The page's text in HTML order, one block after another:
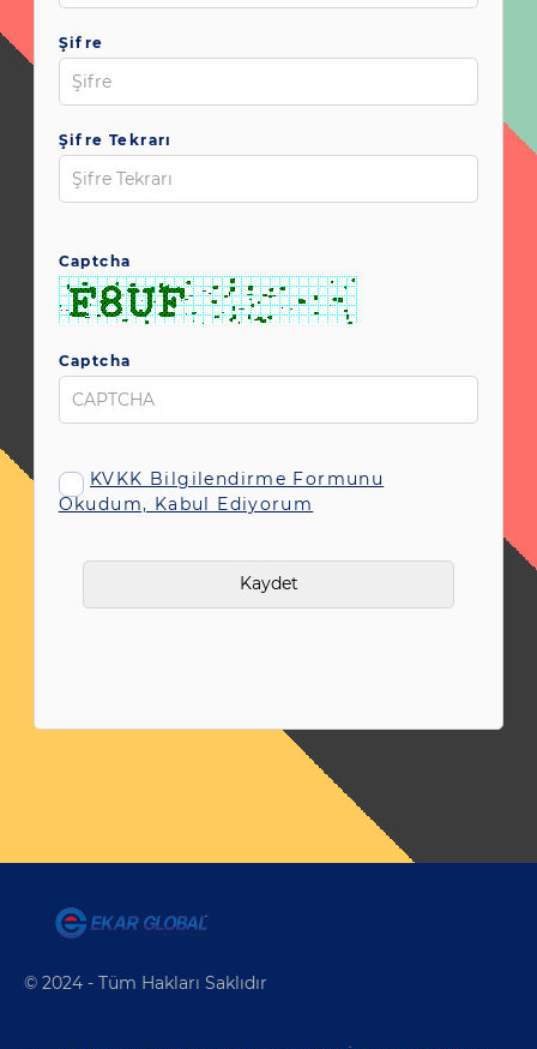
Şifre
Şifre Tekrarı
Captcha
Captcha
KVKK Bilgilendirme Formunu
Okudum, Kabul Ediyorum
© 2024 - Tüm Hakları Saklıdır